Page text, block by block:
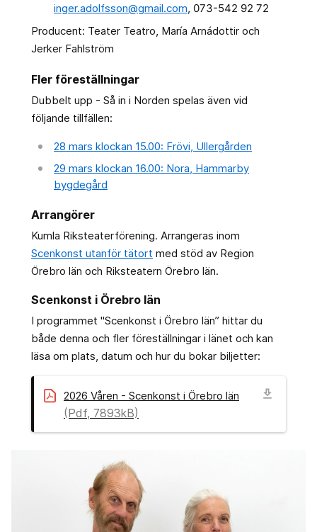
inger.adolfsson@gmail.com, 073-542 92 72
Producent: Teater Teatro, María Arnádottir och
Jerker Fahlström
Fler föreställningar
Dubbelt upp - Så in i Norden spelas även vid
följande tillfällen:
28 mars klockan 15.00: Frövi, Ullergården
29 mars klockan 16.00: Nora, Hammarby
bygdegård
Arrangörer
Kumla Riksteaterförening. Arrangeras inom
Scenkonst utanför tätort med stöd av Region
Örebro län och Riksteatern Örebro län.
Scenkonst i Örebro län
I programmet "Scenkonst i Örebro län” hittar du
både denna och fler föreställningar i länet och kan
läsa om plats, datum och hur du bokar biljetter:
2026 Våren - Scenkonst i Örebro län
(Pdf, 7893kB)
download